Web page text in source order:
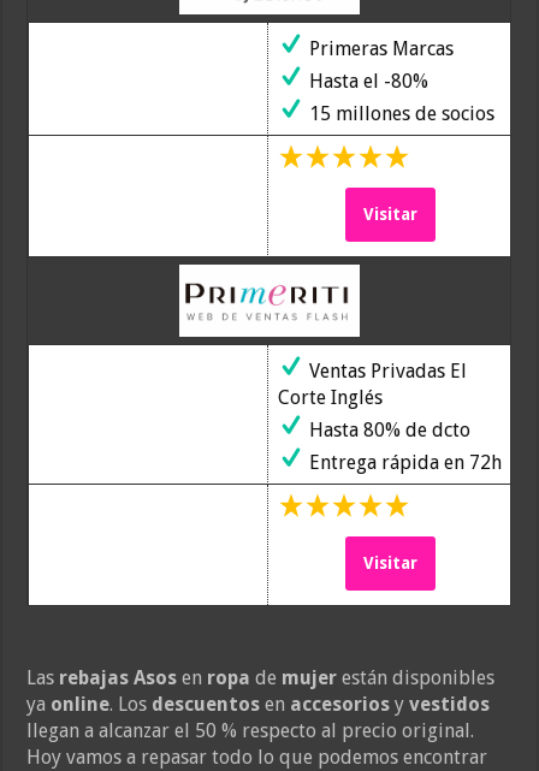
Primeras Marcas
Hasta el -80%
15 millones de socios
Visitar
Ventas Privadas El
Corte Inglés
Hasta 80% de dcto
Entrega rápida en 72h
Visitar
Las rebajas Asosen ropade mujer están disponibles
ya online. Los descuentos en accesorios yvestidos
llegan a alcanzar el 50 % respecto al precio original.
Hoy vamos a repasar todo lo que podemos encontrar